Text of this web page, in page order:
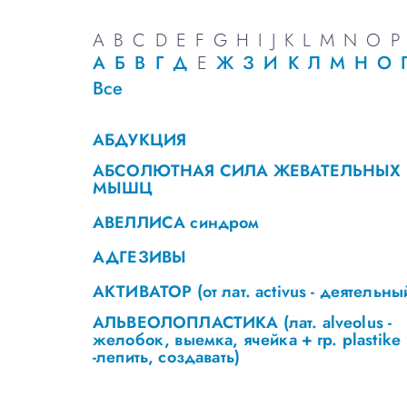
A B C D E F G H I J K L M N O P
А Б В Г Д Е Ж З И К Л М Н О
Все
АБДУКЦИЯ
АБСОЛЮТНАЯ СИЛА ЖЕВАТЕЛЬНЫХ
МЫШЦ
АВЕЛЛИСА синдром
АДГЕЗИВЫ
АКТИВАТОР (от лат. activus -
АЛЬВЕОЛОПЛАСТИКА (лат. alveolus -
желобок, выемка, ячейка + гр. plastike
-лепить, создавать)